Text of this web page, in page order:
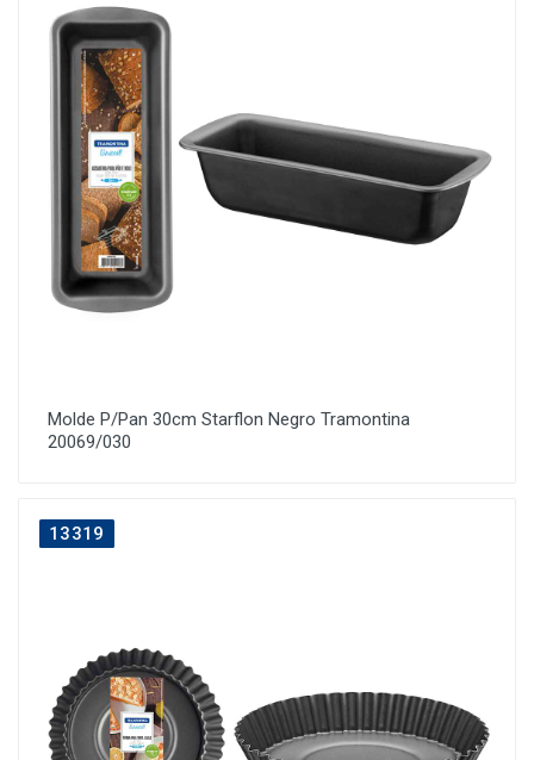
Molde P/Pan 30cm Starflon Negro Tramontina
20069/030
13319